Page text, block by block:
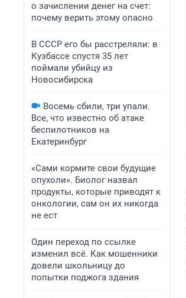
о зачислении денег на счет:
почему верить этому опасно
В СССР его бы расстреляли: в
Кузбассе спустя 35 лет
поймали убийцу из
Новосибирска
Восемь сбили, три упали.
Все, что известно об атаке
беспилотников на
Екатеринбург
«Сами кормите свои будущие
опухоли». Биолог назвал
продукты, которые приводят к
онкологии, сам он их никогда
не ест
Один переход по ссылке
изменил всё. Как мошенники
довели школьницу до
попытки поджога здания